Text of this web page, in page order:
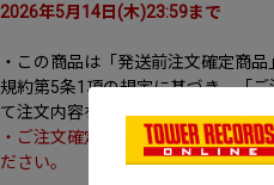
2026年5月14日(木)23:59まで
・この商品は「発送前注文確定商
規約第5条1項の規定に基づき、「
て注文内容を承諾し、決済を実施致
・ご注文確定後のキャンセルは承
ださい。